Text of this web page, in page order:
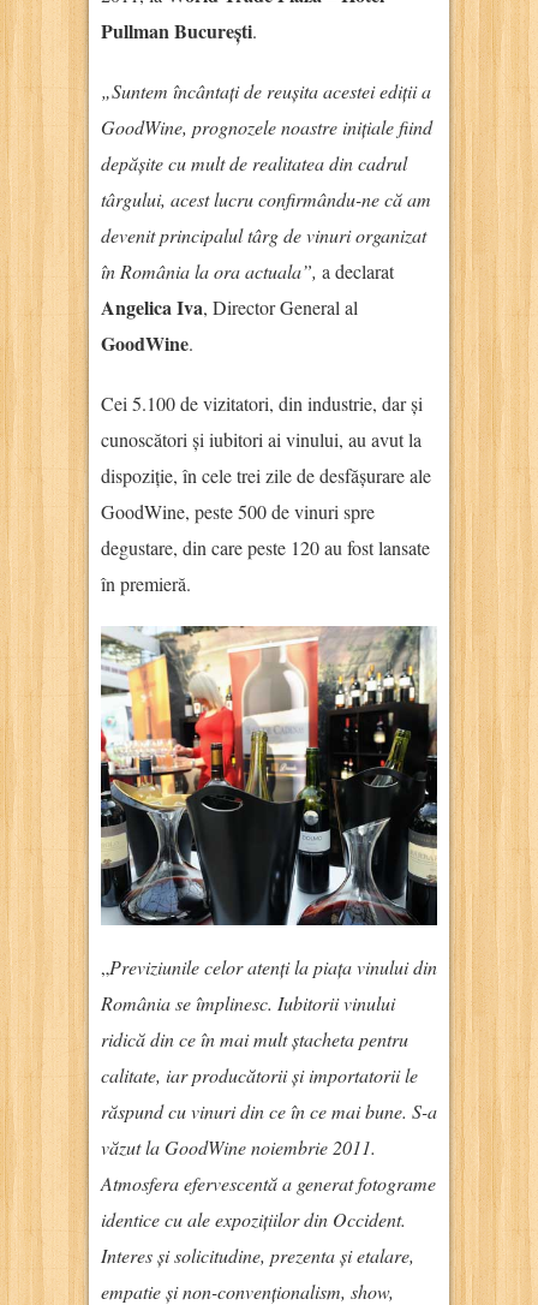
Pullman București.
„Suntem încântați de reușita acestei ediții a
GoodWine, prognozele noastre inițiale fiind
depășite cu mult de realitatea din cadrul
târgului, acest lucru confirmându-ne că am
devenit principalul târg de vinuri organizat
în România la ora actuala”, a declarat
Angelica Iva, Director General al
GoodWine.
Cei 5.100 de vizitatori, din industrie, dar și
cunoscători și iubitori ai vinului, au avut la
dispoziție, în cele trei zile de desfășurare ale
GoodWine, peste 500 de vinuri spre
degustare, din care peste 120 au fost lansate
în premieră.
„Previziunile celor atenți la piața vinului din
România se împlinesc. Iubitorii vinului
ridică din ce în mai mult ștacheta pentru
calitate, iar producătorii și importatorii le
răspund cu vinuri din ce în ce mai bune. S-a
văzut la GoodWine noiembrie 2011.
Atmosfera efervescentă a generat fotograme
identice cu ale expozițiilor din Occident.
Interes și solicitudine, prezenta și etalare,
empatie și non-convenționalism, show,